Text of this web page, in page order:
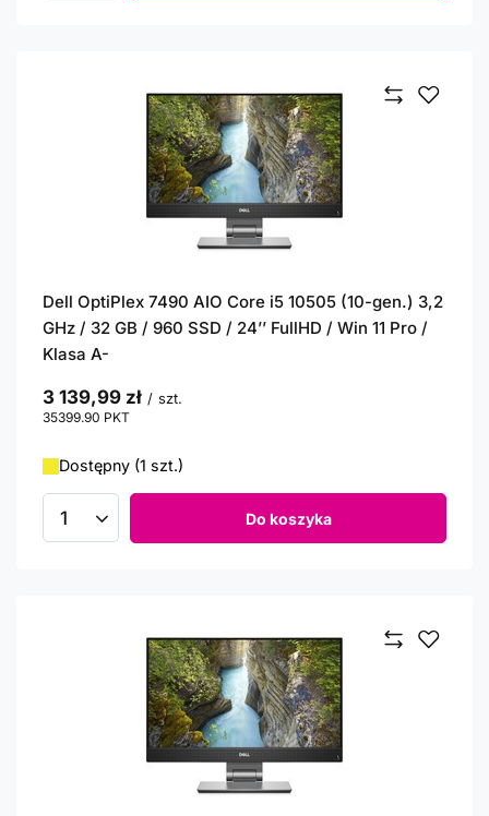
Dell OptiPlex 7490 AIO Core i5 10505 (10-gen.) 3,2
GHz / 32 GB / 960 SSD / 24’’ FullHD / Win 11 Pro /
Klasa A-
3 139,99 zł / szt.
35399.90 PKT
Dostępny (1 szt.)
Ilość produktów Do koszyka